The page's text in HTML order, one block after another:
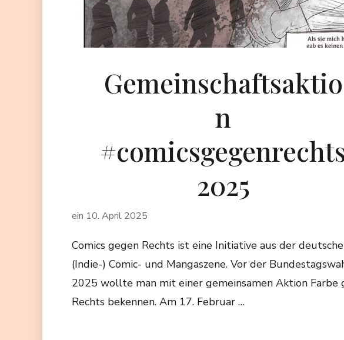
Gemeinschaftsaktio
n
2025
ein 10. April 2025
Comics gegen Rechts ist eine Initiative aus der
(Indie-) Comic- und Mangaszene. Vor der
2025 wollte man mit einer gemeinsamen Aktion Farbe
Rechts bekennen. Am 17. Februar …